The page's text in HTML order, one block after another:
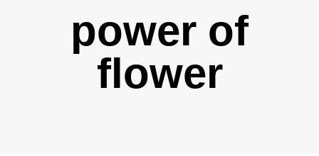
Type and hit enterpower of
flower